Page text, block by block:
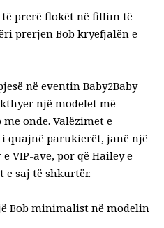
prerë flokët në fillim të
prerjen Bob kryefjalën e
në eventin Baby2Baby
një modelet më
me onde. Valëzimet e
i quajnë parukierët, janë një
VIP-ave, por që Hailey e
e saj të shkurtër.